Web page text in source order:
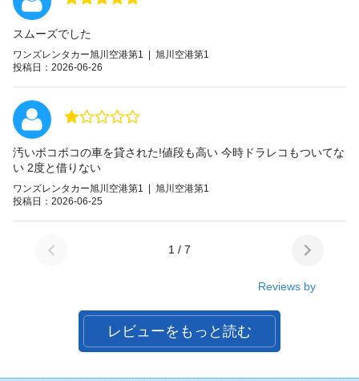
スムーズでした
ワンズレンタカー旭川空港第1 | 旭川空港第1
投稿日：2026-06-26
汚いボコボコの車を貸された!値段も高い 今時ドラレコもついてな
い 2度と借りない
ワンズレンタカー旭川空港第1 | 旭川空港第1
投稿日：2026-06-25
1 / 7
Reviews by
レビューをもっと読む